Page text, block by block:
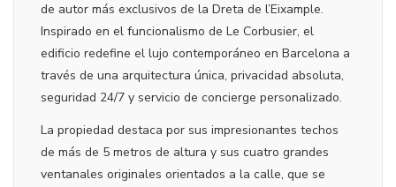
de autor más exclusivos de la Dreta de l’Eixample.
Inspirado en el funcionalismo de Le Corbusier, el
edificio redefine el lujo contemporáneo en Barcelona a
través de una arquitectura única, privacidad absoluta,
seguridad 24/7 y servicio de concierge personalizado.
La propiedad destaca por sus impresionantes techos
de más de 5 metros de altura y sus cuatro grandes
ventanales originales orientados a la calle, que se